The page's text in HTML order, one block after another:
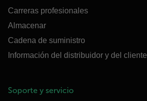
Carreras profesionales
Almacenar
Cadena de suministro
Información del distribuidor y del cliente
Soporte y servicio